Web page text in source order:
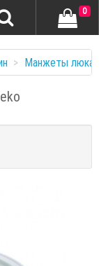
0
Манжеты люка